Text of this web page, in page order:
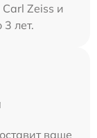
Zeiss и
лет.
ваше